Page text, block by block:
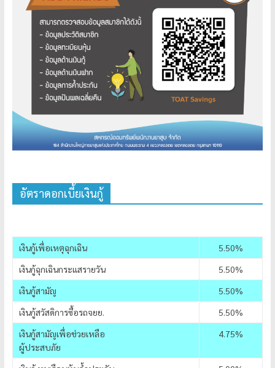
อัตราดอกเบี้ยเงินกู้
เงินกู้เพื่อเหตุฉุกเฉิน
5.50%
เงินกู้ฉุกเฉินกระแสรายวัน
5.50%
เงินกู้สามัญ
5.50%
เงินกู้สวัสดิการซื้อรถจยย.
5.50%
เงินกู้สามัญเพื่อช่วยเหลือ
ผู้ประสบภัย
4.75%